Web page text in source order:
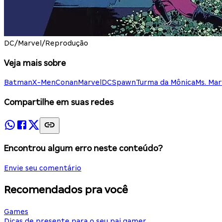
DC/Marvel/Reprodução
Veja mais sobre
BatmanX-MenConanMarvel DCSpawnTurma da MônicaMs.
Compartilhe em suas redes
Encontrou algum erro neste conteúdo?
Envie seu comentário
Recomendados pra você
Games